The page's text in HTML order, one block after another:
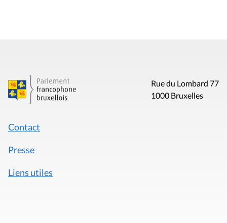
Rue du Lombard 77
1000 Bruxelles
Contact
Presse
Liens utiles